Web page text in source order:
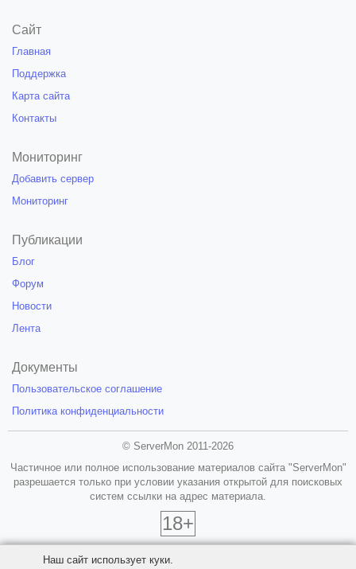
Сайт
Главная
Поддержка
Карта сайта
Контакты
Мониторинг
Добавить сервер
Мониторинг
Публикации
Блог
Форум
Новости
Лента
Документы
Пользовательское соглашение
Политика конфиденциальности
© ServerMon 2011-2026
Частичное или полное использование материалов сайта "ServerMon"
разрешается только при условии указания открытой для поисковых
систем ссылки на адрес материала.
18+
Наш сайт использует куки.